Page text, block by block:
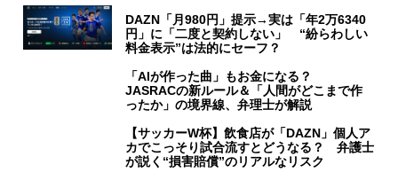
DAZN「月980円」提示→実は「年2万6340
円」に「二度と契約しない」 “紛らわしい
料金表示”は法的にセーフ？
「AIが作った曲」もお金になる？
JASRACの新ルール＆「人間がどこまで作
ったか」の境界線、弁理士が解説
【サッカーW杯】飲食店が「DAZN」個人ア
カでこっそり試合流すとどうなる？ 弁護士
が説く“損害賠償”のリアルなリスク